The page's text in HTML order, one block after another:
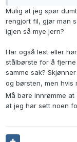
Mulig at jeg spør
rengjort fil, gjør man
igjen så mye jern?
Har også lest eller
stålbørste for å fjerne
samme sak?
og børsten, men hvis
Må bare innrømme
at jeg har sett noen